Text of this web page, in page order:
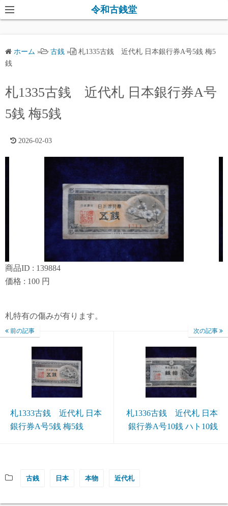
コ
ン
ツ
キ
ッ
令和古銭堂
ホーム » 古銭 »
札1335古銭 近代札 日本銀行券A号5銭 梅5
銭
札1335古銭 近代札 日本銀行券A号
5銭 梅5銭
2026-02-03
商品ID : 139884
価格 : 100 円
札特有の傷みが有ります。
前の記事
札1333古銭 近代札 日本
銀行券A号5銭 梅5銭
次の記事
札1336古銭 近代札 日本
銀行券A号10銭 ハト10銭
古銭 日本 本物 近代札